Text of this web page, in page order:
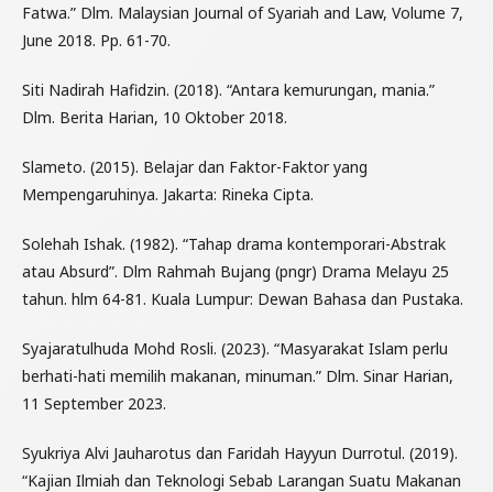
Fatwa.” Dlm. Malaysian Journal of Syariah and Law, Volume 7,
June 2018. Pp. 61-70.
Siti Nadirah Hafidzin. (2018). “Antara kemurungan, mania.”
Dlm. Berita Harian, 10 Oktober 2018.
Slameto. (2015). Belajar dan Faktor-Faktor yang
Mempengaruhinya. Jakarta: Rineka Cipta.
Solehah Ishak. (1982). “Tahap drama kontemporari-Abstrak
atau Absurd”. Dlm Rahmah Bujang (pngr) Drama Melayu 25
tahun. hlm 64-81. Kuala Lumpur: Dewan Bahasa dan Pustaka.
Syajaratulhuda Mohd Rosli. (2023). “Masyarakat Islam perlu
berhati-hati memilih makanan, minuman.” Dlm. Sinar Harian,
11 September 2023.
Syukriya Alvi Jauharotus dan Faridah Hayyun Durrotul. (2019).
“Kajian Ilmiah dan Teknologi Sebab Larangan Suatu Makanan